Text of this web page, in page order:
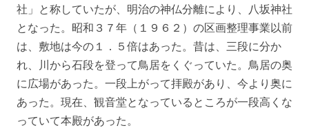
社」と称していたが、明治の神仏分離により、八坂神社
となった。昭和３７年（１９６２）の区画整理事業以前
は、敷地は今の１．５倍はあった。昔は、三段に分か
れ、川から石段を登って鳥居をくぐっていた。鳥居の奥
に広場があった。一段上がって拝殿があり、今より奥に
あった。現在、観音堂となっているところが一段高くな
っていて本殿があった。